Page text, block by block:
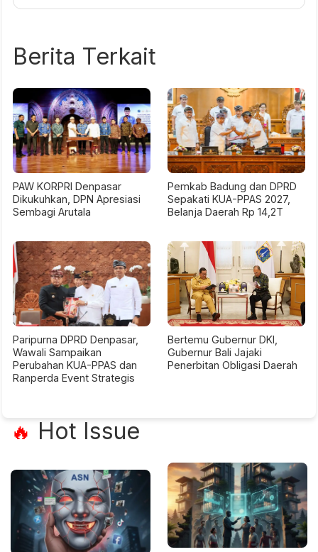
Berita Terkait
PAW KORPRI Denpasar
Dikukuhkan, DPN Apresiasi
Sembagi Arutala
Pemkab Badung dan DPRD
Sepakati KUA-PPAS 2027,
Belanja Daerah Rp 14,2T
Paripurna DPRD Denpasar,
Wawali Sampaikan
Perubahan KUA-PPAS dan
Ranperda Event Strategis
Bertemu Gubernur DKI,
Gubernur Bali Jajaki
Penerbitan Obligasi Daerah
🔥 Hot Issue